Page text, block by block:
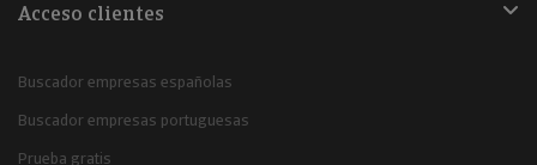
Acceso clientes
Buscador empresas españolas
Buscador empresas portuguesas
Prueba gratis